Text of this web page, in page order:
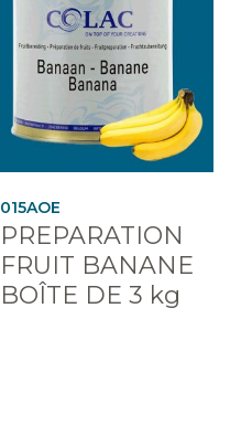
015AOE
PREPARATION
FRUIT BANANE
BOÎTE DE 3 kg